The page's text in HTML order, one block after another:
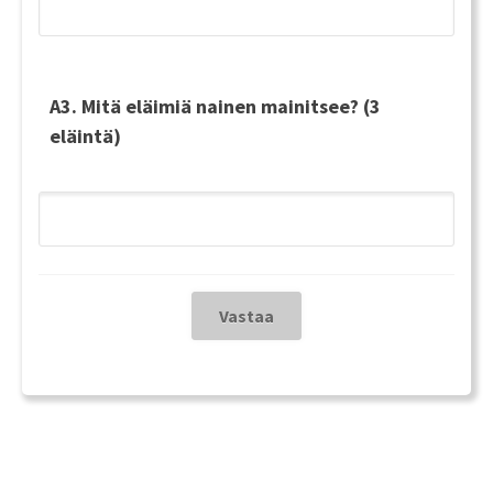
A3. Mitä eläimiä nainen mainitsee? (3
eläintä)